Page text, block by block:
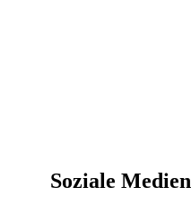
Soziale Medien